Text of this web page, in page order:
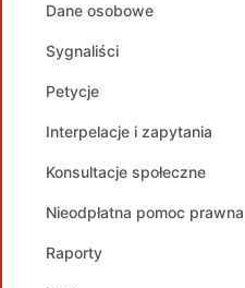
Dane osobowe
Sygnaliści
Petycje
Interpelacje i zapytania
Konsultacje społeczne
Nieodpłatna pomoc prawna
Raporty